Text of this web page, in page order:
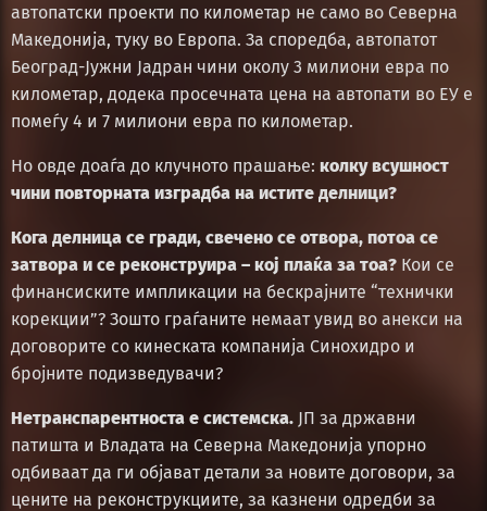
автопатски проекти по километар не само во Северна
Македонија, туку во Европа. За споредба, автопатот
Београд-Јужни Јадран чини околу 3 милиони евра по
километар, додека просечната цена на автопати во ЕУ е
помеѓу 4 и 7 милиони евра по километар.
Но овде доаѓа до клучното прашање: колку всушност
чини повторната изградба на истите делници?
Кога делница се гради, свечено се отвора, потоа се
затвора и се реконструира – кој плаќа за тоа? Кои се
финансиските импликации на бескрајните “технички
корекции”? Зошто граѓаните немаат увид во анекси на
договорите со кинеската компанија Синохидро и
бројните подизведувачи?
Нетранспарентноста е системска. ЈП за државни
патишта и Владата на Северна Македонија упорно
одбиваат да ги објават детали за новите договори, за
цените на реконструкциите, за казнени одредби за